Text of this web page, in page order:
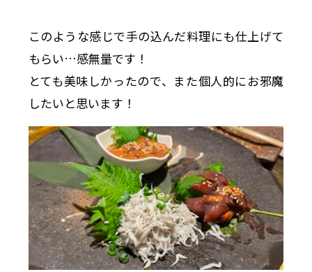
このような感じで手の込んだ料理にも仕上げて
もらい…感無量です！
とても美味しかったので、また個人的にお邪魔
したいと思います！